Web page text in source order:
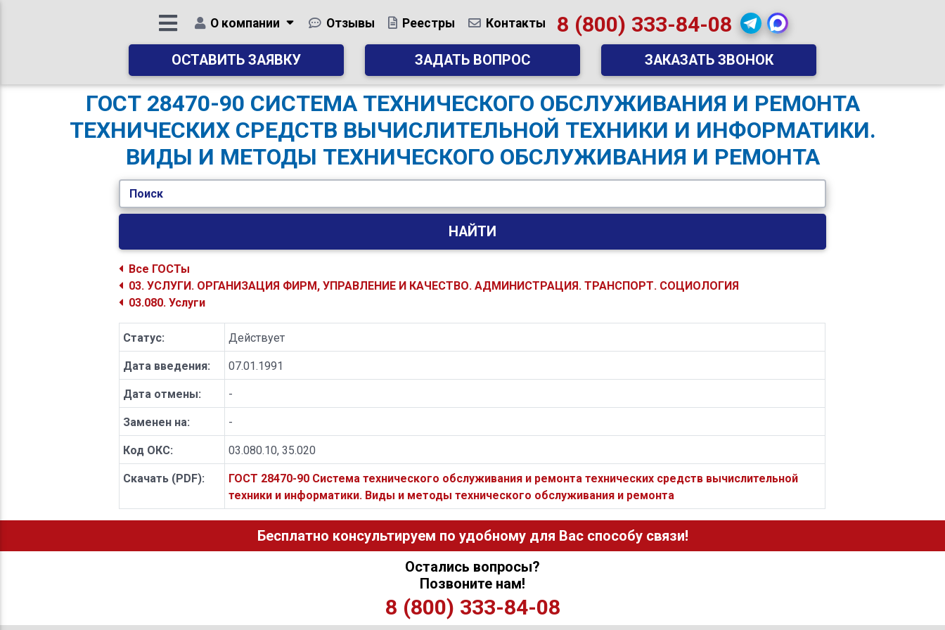
О компании Отзывы Реестры Контакты 8 (800) 333-84-08
ОСТАВИТЬ ЗАЯВКУ ЗАДАТЬ ВОПРОС ЗАКАЗАТЬ ЗВОНОК
ГОСТ 28470-90 СИСТЕМА ТЕХНИЧЕСКОГО ОБСЛУЖИВАНИЯ И РЕМОНТА
ТЕХНИЧЕСКИХ СРЕДСТВ ВЫЧИСЛИТЕЛЬНОЙ ТЕХНИКИ И ИНФОРМАТИКИ.
ВИДЫ И МЕТОДЫ ТЕХНИЧЕСКОГО ОБСЛУЖИВАНИЯ И РЕМОНТА
Поиск
НАЙТИ
Все ГОСТы
03. УСЛУГИ. ОРГАНИЗАЦИЯ ФИРМ, УПРАВЛЕНИЕ И КАЧЕСТВО. АДМИНИСТРАЦИЯ. ТРАНСПОРТ. СОЦИОЛОГИЯ
03.080. Услуги
Статус: Действует
Дата введения: 07.01.1991
Дата отмены: -
Заменен на: -
Код ОКС: 03.080.10, 35.020
Скачать (PDF):
ГОСТ 28470-90 Система технического обслуживания и ремонта технических средств вычислительной
техники и информатики. Виды и методы технического обслуживания и ремонта
Бесплатно консультируем по удобному для Вас способу связи!
Остались вопросы?
Позвоните нам!
8 (800) 333-84-08